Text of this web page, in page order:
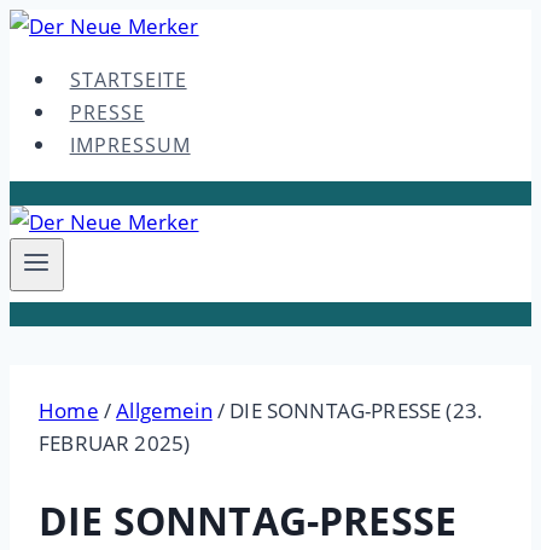
Skip
contentSTARTSEITE
PRESSE
IMPRESSUM
Home /Allgemein / DIE SONNTAG-PRESSE (23.
FEBRUAR 2025)
DIE SONNTAG-PRESSE